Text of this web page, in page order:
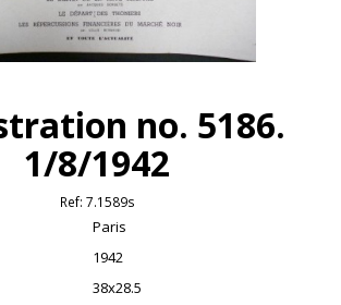
no. 5186.
1/8/1942
Ref: 7.1589s
Paris
1942
38x28.5